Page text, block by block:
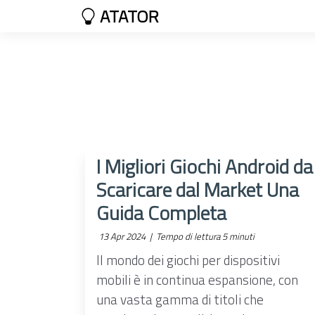
ATATOR
I Migliori Giochi Android da
Scaricare dal Market Una
Guida Completa
13 Apr 2024 | Tempo di lettura 5 minuti
Il mondo dei giochi per dispositivi
mobili è in continua espansione, con
una vasta gamma di titoli che